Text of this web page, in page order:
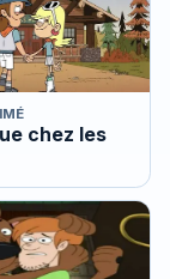
chez les